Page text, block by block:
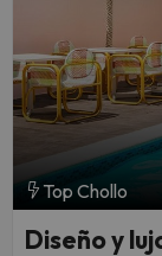
Top Chollo
Diseño y